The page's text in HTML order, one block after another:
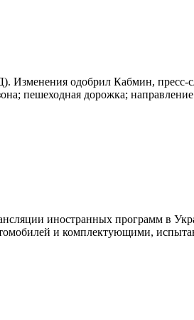
Изменения одобрил Кабмин, пресс-
пешеходная дорожка;
иностранных программ в
и комплектующими,